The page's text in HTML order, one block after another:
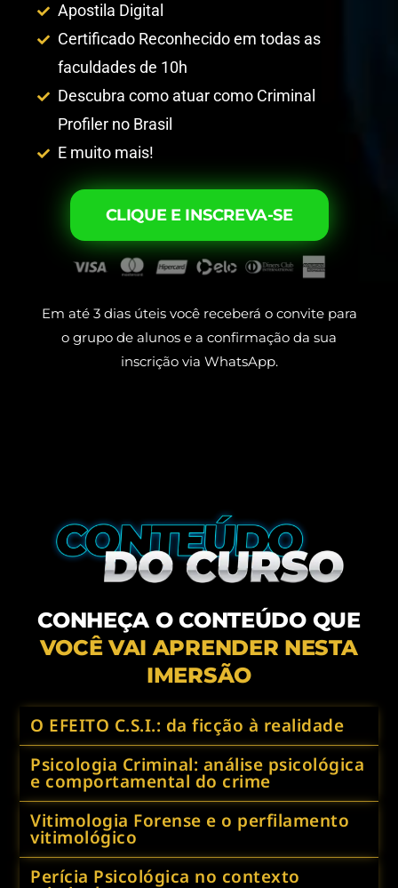
Apostila Digital
Certificado Reconhecido em todas as
faculdades de 10h
Descubra como atuar como Criminal
Profiler no Brasil
E muito mais!
CLIQUE E INSCREVA-SE
Em até 3 dias úteis você receberá o convite para
o grupo de alunos e a confirmação da sua
inscrição via WhatsApp.
CONHEÇA O CONTEÚDO QUE
VOCÊ VAI APRENDER NESTA
IMERSÃO
O EFEITO C.S.I.: da ficção à realidade
Psicologia Criminal: análise psicológica
e comportamental do crime
Vitimologia Forense e o perfilamento
vitimológico
Perícia Psicológica no contexto